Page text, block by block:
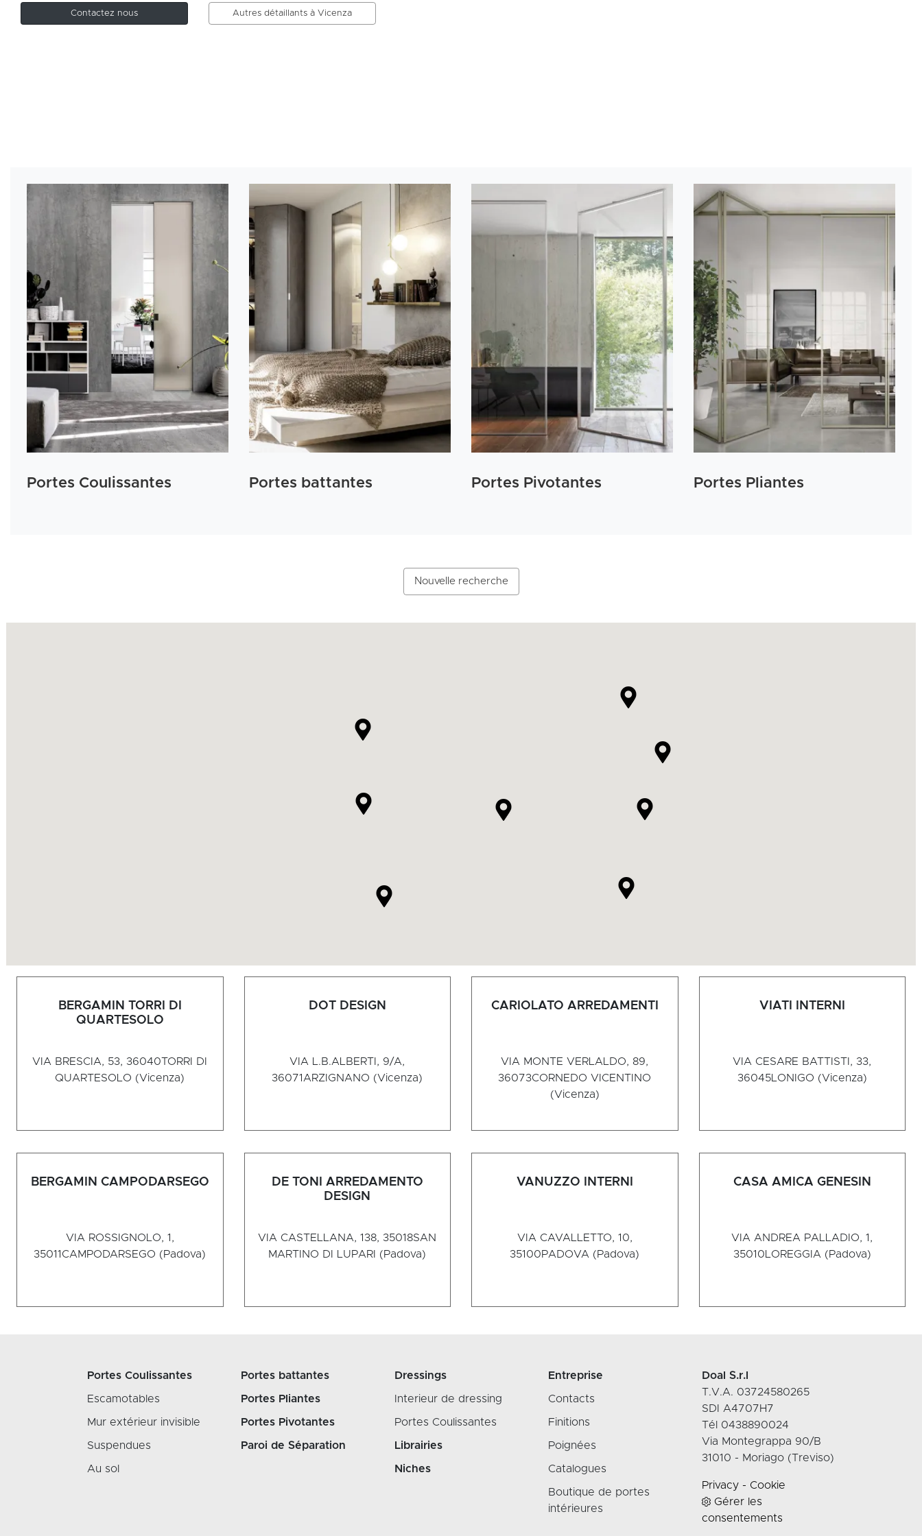
Contactez nous Autres détaillants à Vicenza
Portes Coulissantes Portes battantes Portes Pivotantes Portes Pliantes
Nouvelle recherche
BERGAMIN TORRI DI
QUARTESOLO
VIA BRESCIA, 53, 36040TORRI DI
QUARTESOLO (Vicenza)
DOT DESIGN
VIA L.B.ALBERTI, 9/A,
36071ARZIGNANO (Vicenza)
CARIOLATO ARREDAMENTI
VIA MONTE VERLALDO, 89,
36073CORNEDO VICENTINO
(Vicenza)
VIATI INTERNI
VIA CESARE BATTISTI, 33,
36045LONIGO (Vicenza)
BERGAMIN CAMPODARSEGO
VIA ROSSIGNOLO, 1,
35011CAMPODARSEGO (Padova)
DE TONI ARREDAMENTO
DESIGN
VIA CASTELLANA, 138, 35018SAN
MARTINO DI LUPARI (Padova)
VANUZZO INTERNI
VIA CAVALLETTO, 10,
35100PADOVA (Padova)
CASA AMICA GENESIN
VIA ANDREA PALLADIO, 1,
35010LOREGGIA (Padova)
Portes Coulissantes
Escamotables
Mur extérieur invisible
Suspendues
Au sol
Portes battantes
Portes Pliantes
Portes Pivotantes
Paroi de Séparation
Dressings
Interieur de dressing
Portes Coulissantes
Librairies
Niches
Entreprise
Contacts
Finitions
Poignées
Catalogues
Boutique de portes
intérieures
Doal S.r.l
T.V.A. 03724580265
SDI A4707H7
Tél 0438890024
Via Montegrappa 90/B
31010 - Moriago (Treviso)
Privacy - Cookie
Gérer les
consentements